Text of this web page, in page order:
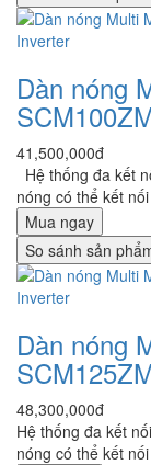
Dàn nóng
41,500,000đ
Hệ thống đa kết
nóng có thể kết
Mua ngay
So sánh sản
Dàn nóng
48,300,000đ
Hệ thống đa kết
nóng có thể kết